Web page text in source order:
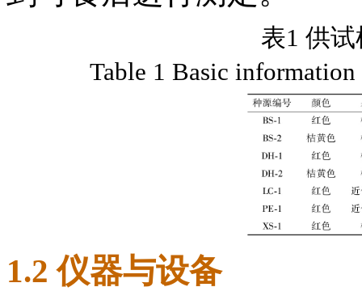
表1 供
Table 1 Basic
1.2 仪器与设备